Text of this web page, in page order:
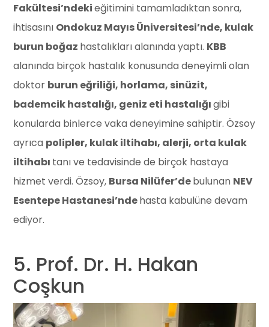
Fakültesi’ndekieğitimini tamamladıktan sonra,
ihtisasını Ondokuz Mayıs Üniversitesi’nde, kulak
burun boğaz hastalıkları alanında yaptı. KBB
alanında birçok hastalık konusunda deneyimli olan
doktor burun eğriliği, horlama, sinüzit,
bademcik hastalığı, geniz eti hastalığıgibi
konularda binlerce vaka deneyimine sahiptir. Özsoy
ayrıca polipler, kulak iltihabı, alerji, orta kulak
iltihabı tanı ve tedavisinde de birçok hastaya
hizmet verdi. Özsoy, Bursa Nilüfer’debulunan NEV
Esentepe Hastanesi’ndehasta kabulüne devam
ediyor.
5. Prof. Dr. H. Hakan
Coşkun